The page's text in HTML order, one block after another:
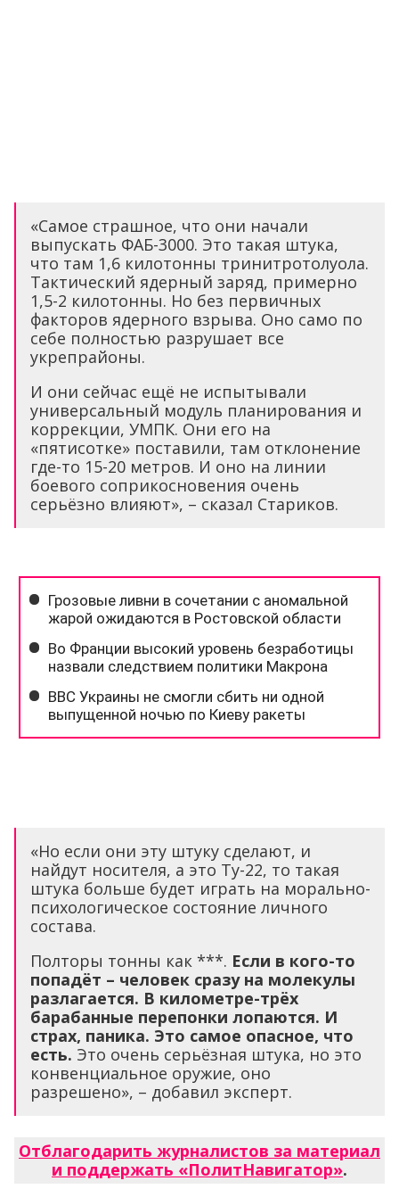
«Самое страшное, что они начали
выпускать ФАБ-3000. Это такая штука,
что там 1,6 килотонны тринитротолуола.
Тактический ядерный заряд, примерно
1,5-2 килотонны. Но без первичных
факторов ядерного взрыва. Оно само по
себе полностью разрушает все
укрепрайоны.
И они сейчас ещё не испытывали
универсальный модуль планирования и
коррекции, УМПК. Они его на
«пятисотке» поставили, там отклонение
где-то 15-20 метров. И оно на линии
боевого соприкосновения очень
серьёзно влияют», – сказал Стариков.
«Но если они эту штуку сделают, и
найдут носителя, а это Ту-22, то такая
штука больше будет играть на морально-
психологическое состояние личного
состава.
Полторы тонны как ***. Если в кого-то
попадёт – человек сразу на молекулы
разлагается. В километре-трёх
барабанные перепонки лопаются. И
страх, паника. Это самое опасное, что
есть. Это очень серьёзная штука, но это
конвенциальное оружие, оно
разрешено», – добавил эксперт.
Отблагодарить журналистов за материал
и поддержать «ПолитНавигатор».